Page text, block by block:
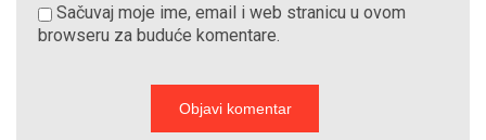
Sačuvaj moje ime, email i web stranicu u ovom
browseru za buduće komentare.